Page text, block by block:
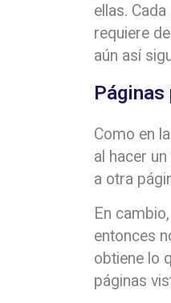
ellas.
requiere
aún así
Como en
al hacer
a otra
En
entonces
obtiene lo
páginas